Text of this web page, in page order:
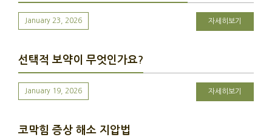
January 23, 2026 자세히보기
선택적 보약이 무엇인가요?
January 19, 2026 자세히보기
코막힘 증상 해소 지압법